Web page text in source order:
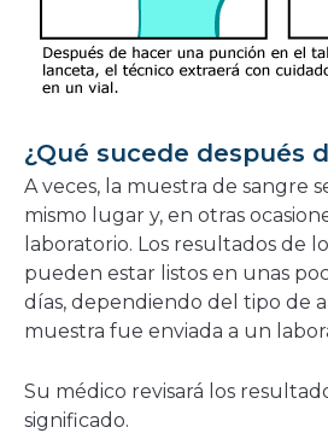
¿Qué sucede después
A veces, la muestra de sangre
mismo lugar y, en otras
laboratorio. Los resultados de
pueden estar listos en unas
días, dependiendo del tipo de
muestra fue enviada a un
Su médico revisará los
significado.